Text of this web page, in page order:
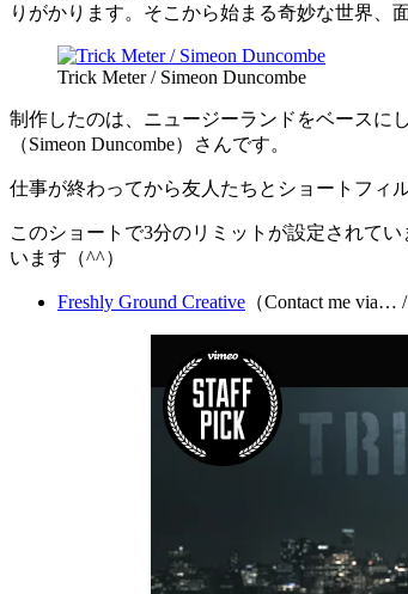
りがかります。そこから始まる奇妙な世界、
Trick Meter / Simeon Duncombe
制作したのは、ニュージーランドをベースに
（Simeon Duncombe）さんです。
仕事が終わってから友人たちとショートフィ
このショートで3分のリミットが設定されて
います（^^）
Freshly Ground Creative （Contact me via… /